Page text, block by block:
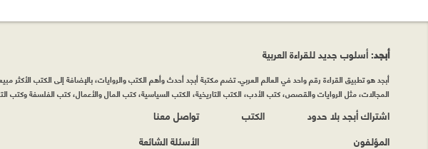
أبجد: أسلوب جديد للقراءة العربية
أبجد هو تطبيق القراءة رقم واحد في العالم العربي. تضم مكتبة أبجد أحدث وأهم الكتب والروايات، بالإضافة إلى الكتب الأكثر
المجالات، مثل الروايات والقصص، كتب الأدب، الكتب التاريخية، الكتب السياسية، كتب المال والأعمال، كتب الفلسفة وكتب
اشتراك أبجد بلا حدود
المؤلفون
الكتب
تواصل معنا
الأسئلة الشائعة